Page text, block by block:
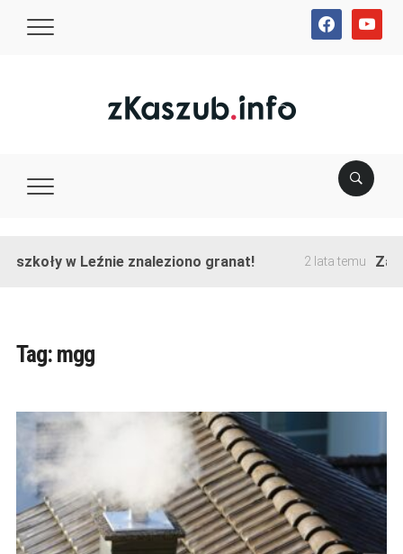
facebookyoutube
w Leźnie znaleziono granat! 2 lata temu
Tag: mgg